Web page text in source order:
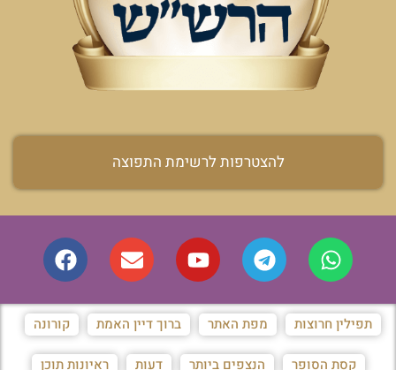
להצטרפות לרשימת התפוצה
תפילין חרוצות מפת האתר ברוך דיין האמת קורונה
קסת הסופר הנצפים ביותר דעות ראיונות תוכן